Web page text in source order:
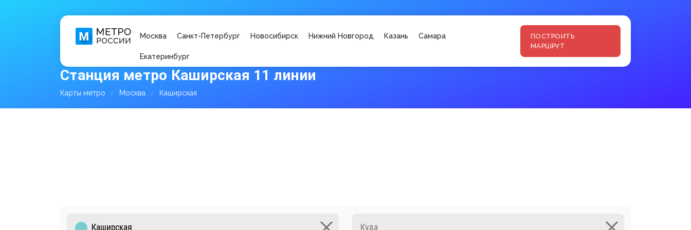
Москва Санкт-Петербург Новосибирск Нижний Новгород Казань Самара
Екатеринбург
ПОСТРОИТЬ
МАРШРУТ
Станция метро Каширская 11 линии
Карты метро Москва Каширская